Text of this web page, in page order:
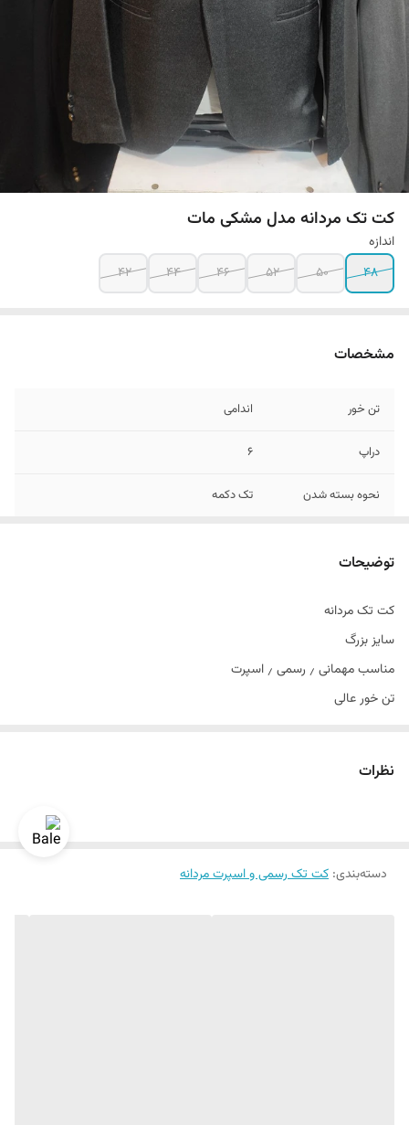
کت تک مردانه مدل مشکی مات
اندازه
48
50
52
46
44
42
مشخصات
تن خور اندامی
دراپ 6
نحوه بسته شدن تک دکمه
توضیحات
کت تک مردانه
سایز بزرگ
مناسب مهمانی ٫ رسمی ٫ اسپرت
تن خور عالی
نظرات
دسته‌بندی: کت تک رسمی و اسپرت مردانه